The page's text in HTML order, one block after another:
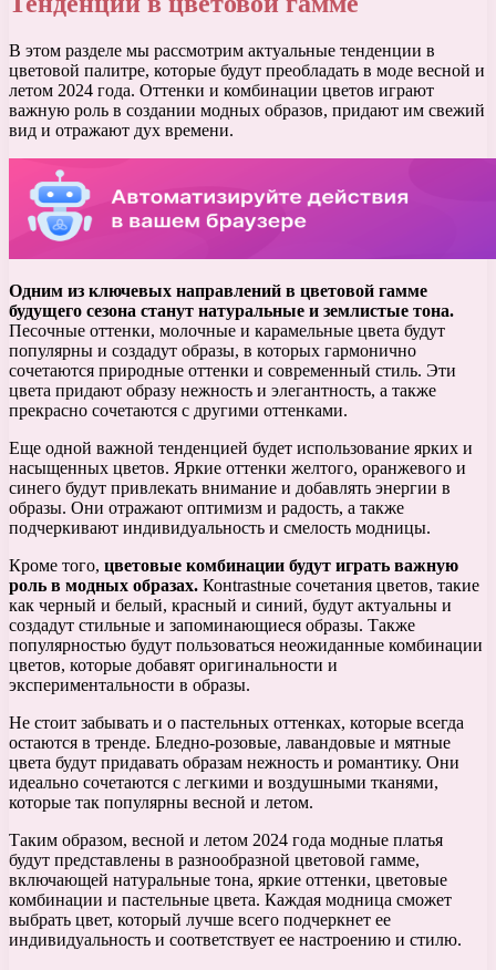
В этом разделе мы рассмотрим актуальные тенденции в
цветовой палитре, которые будут преобладать в моде весной и
летом 2024 года. Оттенки и комбинации цветов играют
важную роль в создании модных образов, придают им свежий
вид и отражают дух времени.
Одним из ключевых направлений в цветовой гамме
будущего сезона станут натуральные и землистые тона.
Песочные оттенки, молочные и карамельные цвета будут
популярны и создадут образы, в которых гармонично
сочетаются природные оттенки и современный стиль. Эти
цвета придают образу нежность и элегантность, а также
прекрасно сочетаются с другими оттенками.
Еще одной важной тенденцией будет использование ярких и
насыщенных цветов. Яркие оттенки желтого, оранжевого и
синего будут привлекать внимание и добавлять энергии в
образы. Они отражают оптимизм и радость, а также
подчеркивают индивидуальность и смелость модницы.
Кроме того, цветовые комбинации будут играть важную
роль в модных образах. Конtrastные сочетания цветов, такие
как черный и белый, красный и синий, будут актуальны и
создадут стильные и запоминающиеся образы. Также
популярностью будут пользоваться неожиданные комбинации
цветов, которые добавят оригинальности и
экспериментальности в образы.
Не стоит забывать и о пастельных оттенках, которые всегда
остаются в тренде. Бледно-розовые, лавандовые и мятные
цвета будут придавать образам нежность и романтику. Они
идеально сочетаются с легкими и воздушными тканями,
которые так популярны весной и летом.
Таким образом, весной и летом 2024 года модные платья
будут представлены в разнообразной цветовой гамме,
включающей натуральные тона, яркие оттенки, цветовые
комбинации и пастельные цвета. Каждая модница сможет
выбрать цвет, который лучше всего подчеркнет ее
индивидуальность и соответствует ее настроению и стилю.